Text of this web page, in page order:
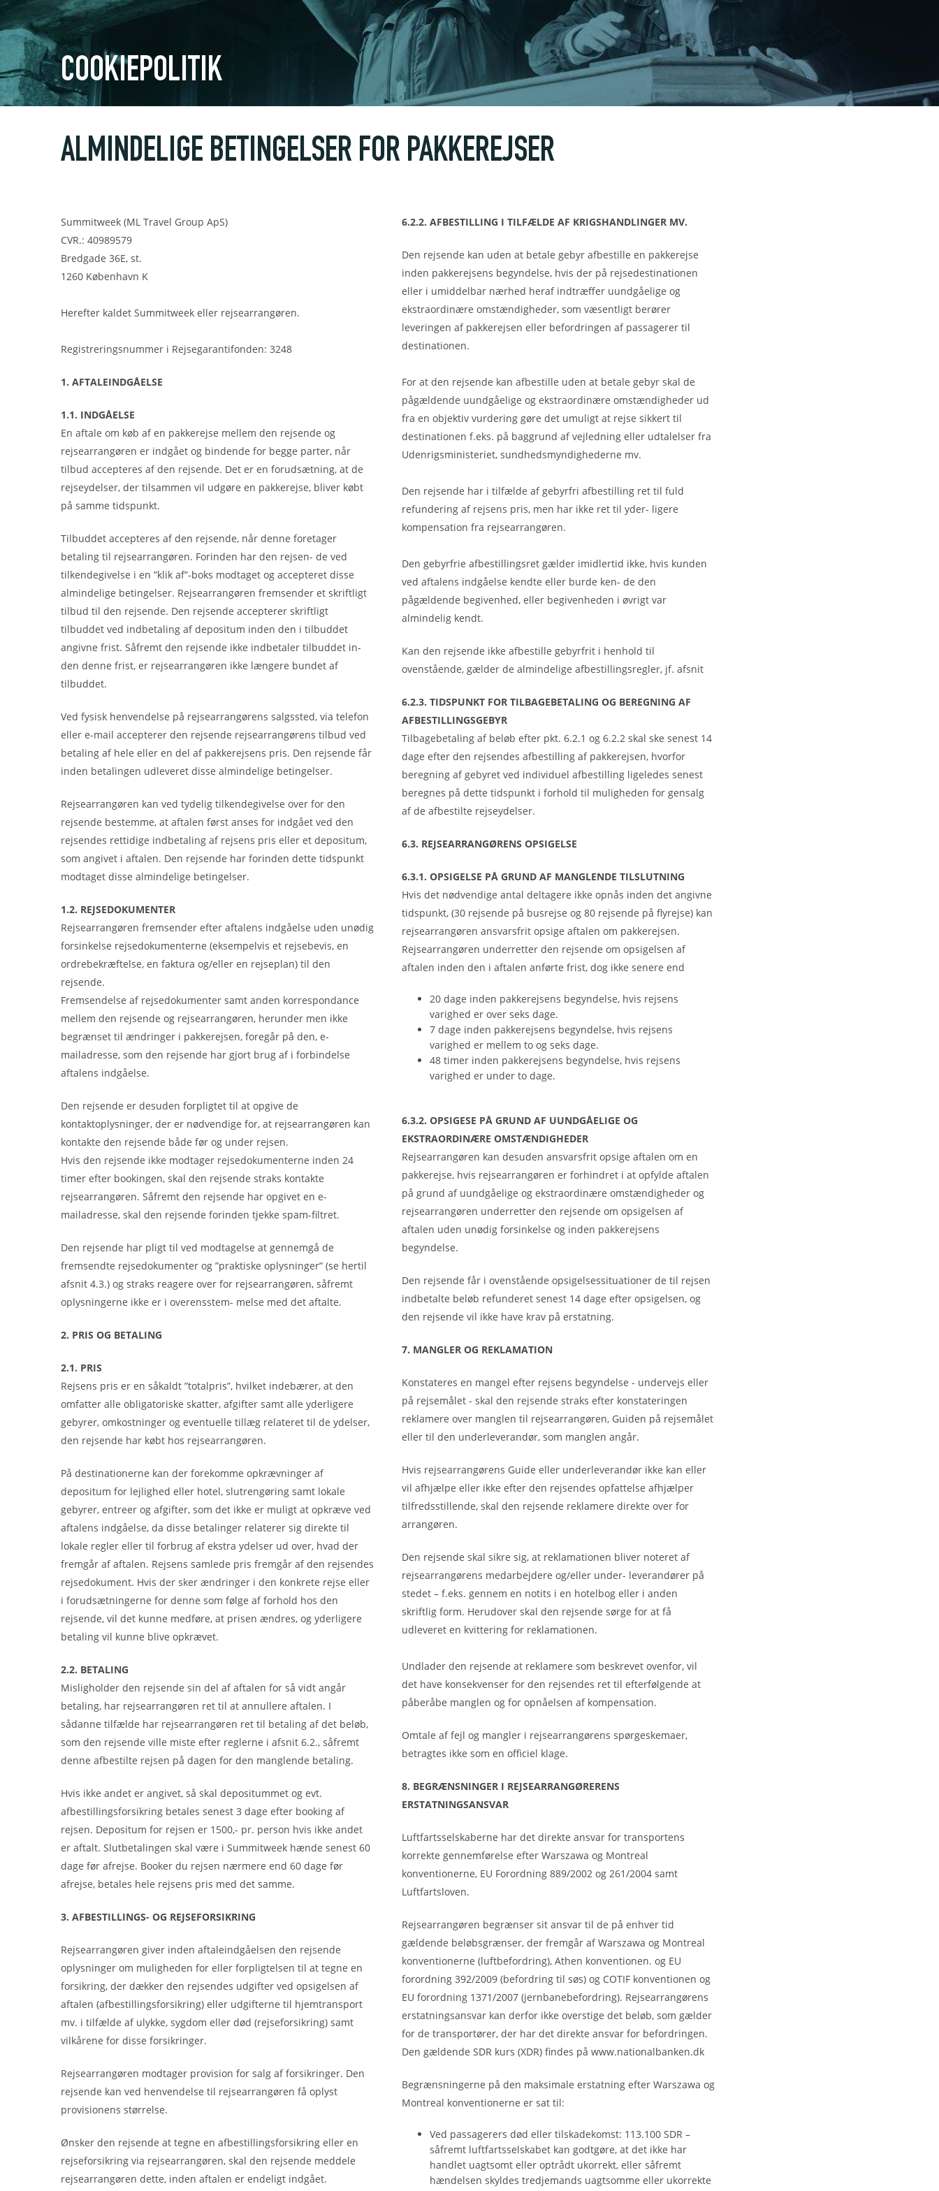
COOKIEPOLITIK
ALMINDELIGE BETINGELSER FOR PAKKEREJSER
Summitweek (ML Travel Group ApS)
CVR.: 40989579
Bredgade 36E, st.
1260 København K
Herefter kaldet Summitweek eller rejsearrangøren.
Registreringsnummer i Rejsegarantifonden: 3248
1. AFTALEINDGÅELSE
1.1. INDGÅELSE
En aftale om køb af en pakkerejse mellem den rejsende og
rejsearrangøren er indgået og bindende for begge parter, når
tilbud accepteres af den rejsende. Det er en forudsætning, at de
rejseydelser, der tilsammen vil udgøre en pakkerejse, bliver købt
på samme tidspunkt.
Tilbuddet accepteres af den rejsende, når denne foretager
betaling til rejsearrangøren. Forinden har den rejsen- de ved
tilkendegivelse i en ”klik af”-boks modtaget og accepteret disse
almindelige betingelser. Rejsearrangøren fremsender et skriftligt
tilbud til den rejsende. Den rejsende accepterer skriftligt
tilbuddet ved indbetaling af depositum inden den i tilbuddet
angivne frist. Såfremt den rejsende ikke indbetaler tilbuddet in-
den denne frist, er rejsearrangøren ikke længere bundet af
tilbuddet.
Ved fysisk henvendelse på rejsearrangørens salgssted, via telefon
eller e-mail accepterer den rejsende rejsearrangørens tilbud ved
betaling af hele eller en del af pakkerejsens pris. Den rejsende får
inden betalingen udleveret disse almindelige betingelser.
Rejsearrangøren kan ved tydelig tilkendegivelse over for den
rejsende bestemme, at aftalen først anses for indgået ved den
rejsendes rettidige indbetaling af rejsens pris eller et depositum,
som angivet i aftalen. Den rejsende har forinden dette tidspunkt
modtaget disse almindelige betingelser.
1.2. REJSEDOKUMENTER
Rejsearrangøren fremsender efter aftalens indgåelse uden unødig
forsinkelse rejsedokumenterne (eksempelvis et rejsebevis, en
ordrebekræftelse, en faktura og/eller en rejseplan) til den
rejsende.
Fremsendelse af rejsedokumenter samt anden korrespondance
mellem den rejsende og rejsearrangøren, herunder men ikke
begrænset til ændringer i pakkerejsen, foregår på den, e-
mailadresse, som den rejsende har gjort brug af i forbindelse
aftalens indgåelse.
Den rejsende er desuden forpligtet til at opgive de
kontaktoplysninger, der er nødvendige for, at rejsearrangøren kan
kontakte den rejsende både før og under rejsen.
Hvis den rejsende ikke modtager rejsedokumenterne inden 24
timer efter bookingen, skal den rejsende straks kontakte
rejsearrangøren. Såfremt den rejsende har opgivet en e-
mailadresse, skal den rejsende forinden tjekke spam-filtret.
Den rejsende har pligt til ved modtagelse at gennemgå de
fremsendte rejsedokumenter og ”praktiske oplysninger” (se hertil
afsnit 4.3.) og straks reagere over for rejsearrangøren, såfremt
oplysningerne ikke er i overensstem- melse med det aftalte.
2. PRIS OG BETALING
2.1. PRIS
Rejsens pris er en såkaldt ”totalpris”, hvilket indebærer, at den
omfatter alle obligatoriske skatter, afgifter samt alle yderligere
gebyrer, omkostninger og eventuelle tillæg relateret til de ydelser,
den rejsende har købt hos rejsearrangøren.
På destinationerne kan der forekomme opkrævninger af
depositum for lejlighed eller hotel, slutrengøring samt lokale
gebyrer, entreer og afgifter, som det ikke er muligt at opkræve ved
aftalens indgåelse, da disse betalinger relaterer sig direkte til
lokale regler eller til forbrug af ekstra ydelser ud over, hvad der
fremgår af aftalen. Rejsens samlede pris fremgår af den rejsendes
rejsedokument. Hvis der sker ændringer i den konkrete rejse eller
i forudsætningerne for denne som følge af forhold hos den
rejsende, vil det kunne medføre, at prisen ændres, og yderligere
betaling vil kunne blive opkrævet.
2.2. BETALING
Misligholder den rejsende sin del af aftalen for så vidt angår
betaling, har rejsearrangøren ret til at annullere aftalen. I
sådanne tilfælde har rejsearrangøren ret til betaling af det beløb,
som den rejsende ville miste efter reglerne i afsnit 6.2., såfremt
denne afbestilte rejsen på dagen for den manglende betaling.
Hvis ikke andet er angivet, så skal depositummet og evt.
afbestillingsforsikring betales senest 3 dage efter booking af
rejsen. Depositum for rejsen er 1500,- pr. person hvis ikke andet
er aftalt. Slutbetalingen skal være i Summitweek hænde senest 60
dage før afrejse. Booker du rejsen nærmere end 60 dage før
afrejse, betales hele rejsens pris med det samme.
3. AFBESTILLINGS- OG REJSEFORSIKRING
Rejsearrangøren giver inden aftaleindgåelsen den rejsende
oplysninger om muligheden for eller forpligtelsen til at tegne en
forsikring, der dækker den rejsendes udgifter ved opsigelsen af
aftalen (afbestillingsforsikring) eller udgifterne til hjemtransport
mv. i tilfælde af ulykke, sygdom eller død (rejseforsikring) samt
vilkårene for disse forsikringer.
Rejsearrangøren modtager provision for salg af forsikringer. Den
rejsende kan ved henvendelse til rejsearrangøren få oplyst
provisionens størrelse.
Ønsker den rejsende at tegne en afbestillingsforsikring eller en
rejseforsikring via rejsearrangøren, skal den rejsende meddele
rejsearrangøren dette, inden aftalen er endeligt indgået.
6.2.2. AFBESTILLING I TILFÆLDE AF KRIGSHANDLINGER MV.
Den rejsende kan uden at betale gebyr afbestille en pakkerejse
inden pakkerejsens begyndelse, hvis der på rejsedestinationen
eller i umiddelbar nærhed heraf indtræffer uundgåelige og
ekstraordinære omstændigheder, som væsentligt berører
leveringen af pakkerejsen eller befordringen af passagerer til
destinationen.
For at den rejsende kan afbestille uden at betale gebyr skal de
pågældende uundgåelige og ekstraordinære omstændigheder ud
fra en objektiv vurdering gøre det umuligt at rejse sikkert til
destinationen f.eks. på baggrund af vejledning eller udtalelser fra
Udenrigsministeriet, sundhedsmyndighederne mv.
Den rejsende har i tilfælde af gebyrfri afbestilling ret til fuld
refundering af rejsens pris, men har ikke ret til yder- ligere
kompensation fra rejsearrangøren.
Den gebyrfrie afbestillingsret gælder imidlertid ikke, hvis kunden
ved aftalens indgåelse kendte eller burde ken- de den
pågældende begivenhed, eller begivenheden i øvrigt var
almindelig kendt.
Kan den rejsende ikke afbestille gebyrfrit i henhold til
ovenstående, gælder de almindelige afbestillingsregler, jf. afsnit
6.2.3. TIDSPUNKT FOR TILBAGEBETALING OG BEREGNING AF
AFBESTILLINGSGEBYR
Tilbagebetaling af beløb efter pkt. 6.2.1 og 6.2.2 skal ske senest 14
dage efter den rejsendes afbestilling af pakkerejsen, hvorfor
beregning af gebyret ved individuel afbestilling ligeledes senest
beregnes på dette tidspunkt i forhold til muligheden for gensalg
af de afbestilte rejseydelser.
6.3. REJSEARRANGØRENS OPSIGELSE
6.3.1. OPSIGELSE PÅ GRUND AF MANGLENDE TILSLUTNING
Hvis det nødvendige antal deltagere ikke opnås inden det angivne
tidspunkt, (30 rejsende på busrejse og 80 rejsende på flyrejse) kan
rejsearrangøren ansvarsfrit opsige aftalen om pakkerejsen.
Rejsearrangøren underretter den rejsende om opsigelsen af
aftalen inden den i aftalen anførte frist, dog ikke senere end
20 dage inden pakkerejsens begyndelse, hvis rejsens
varighed er over seks dage.
7 dage inden pakkerejsens begyndelse, hvis rejsens
varighed er mellem to og seks dage.
48 timer inden pakkerejsens begyndelse, hvis rejsens
varighed er under to dage.
6.3.2. OPSIGESE PÅ GRUND AF UUNDGÅELIGE OG
EKSTRAORDINÆRE OMSTÆNDIGHEDER
Rejsearrangøren kan desuden ansvarsfrit opsige aftalen om en
pakkerejse, hvis rejsearrangøren er forhindret i at opfylde aftalen
på grund af uundgåelige og ekstraordinære omstændigheder og
rejsearrangøren underretter den rejsende om opsigelsen af
aftalen uden unødig forsinkelse og inden pakkerejsens
begyndelse.
Den rejsende får i ovenstående opsigelsessituationer de til rejsen
indbetalte beløb refunderet senest 14 dage efter opsigelsen, og
den rejsende vil ikke have krav på erstatning.
7. MANGLER OG REKLAMATION
Konstateres en mangel efter rejsens begyndelse - undervejs eller
på rejsemålet - skal den rejsende straks efter konstateringen
reklamere over manglen til rejsearrangøren, Guiden på rejsemålet
eller til den underleverandør, som manglen angår.
Hvis rejsearrangørens Guide eller underleverandør ikke kan eller
vil afhjælpe eller ikke efter den rejsendes opfattelse afhjælper
tilfredsstillende, skal den rejsende reklamere direkte over for
arrangøren.
Den rejsende skal sikre sig, at reklamationen bliver noteret af
rejsearrangørens medarbejdere og/eller under- leverandører på
stedet – f.eks. gennem en notits i en hotelbog eller i anden
skriftlig form. Herudover skal den rejsende sørge for at få
udleveret en kvittering for reklamationen.
Undlader den rejsende at reklamere som beskrevet ovenfor, vil
det have konsekvenser for den rejsendes ret til efterfølgende at
påberåbe manglen og for opnåelsen af kompensation.
Omtale af fejl og mangler i rejsearrangørens spørgeskemaer,
betragtes ikke som en officiel klage.
8. BEGRÆNSNINGER I REJSEARRANGØRERENS
ERSTATNINGSANSVAR
Luftfartsselskaberne har det direkte ansvar for transportens
korrekte gennemførelse efter Warszawa og Montreal
konventionerne, EU Forordning 889/2002 og 261/2004 samt
Luftfartsloven.
Rejsearrangøren begrænser sit ansvar til de på enhver tid
gældende beløbsgrænser, der fremgår af Warszawa og Montreal
konventionerne (luftbefordring), Athen konventionen. og EU
forordning 392/2009 (befordring til søs) og COTIF konventionen og
EU forordning 1371/2007 (jernbanebefordring). Rejsearrangørens
erstatningsansvar kan derfor ikke overstige det beløb, som gælder
for de transportører, der har det direkte ansvar for befordringen.
Den gældende SDR kurs (XDR) findes på www.nationalbanken.dk
Begrænsningerne på den maksimale erstatning efter Warszawa og
Montreal konventionerne er sat til:
Ved passagerers død eller tilskadekomst: 113.100 SDR –
såfremt luftfartsselskabet kan godtgøre, at det ikke har
handlet uagtsomt eller optrådt ukorrekt, eller såfremt
hændelsen skyldes tredjemands uagtsomme eller ukorrekte